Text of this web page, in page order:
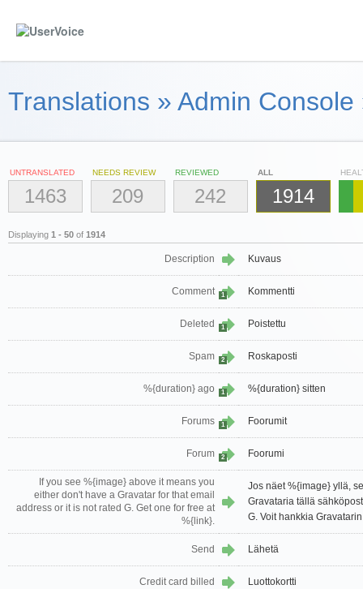
Translations » Admin Console
UNTRANSLATED
1463
NEEDS REVIEW
209
REVIEWED
242
ALL
1914
Displaying 1 - 50 of 1914
Description Kuvaus
Comment 1 Kommentti
Deleted 1 Poistettu
Spam 2 Roskaposti
%{duration} ago 1 %{duration} sitten
Forums 1 Foorumit
Forum 2 Foorumi
If you see %{image} above it means you
either don't have a Gravatar for that email
address or it is not rated G. Get one for free at
%{link}.
Jos näet %{image} yllä,
Gravataria tällä
G. Voit hankkia
Send Lähetä
Credit card billed Luottokortti